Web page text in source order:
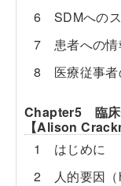
6 SDMへの
7 患者への情
8 医療従事者
Chapter5 臨床
【Alison
1 はじめに
2 人的要因（